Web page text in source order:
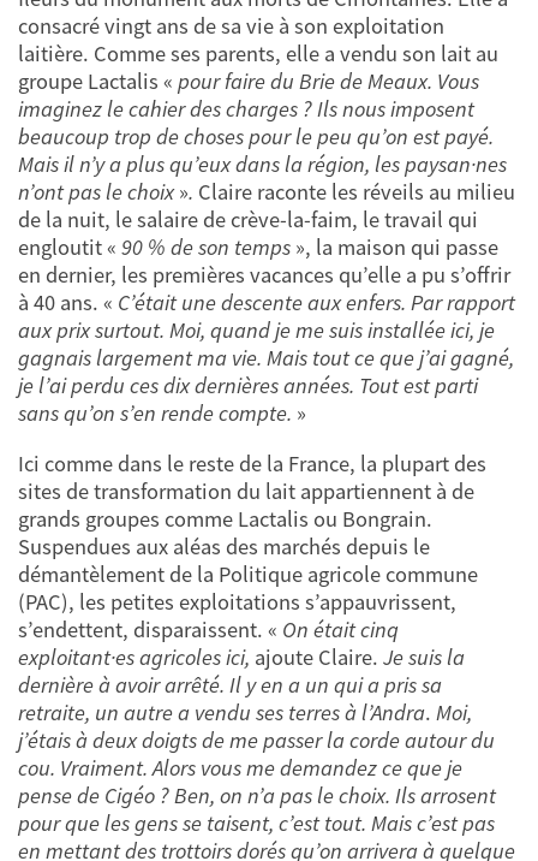
consacré vingt ans de sa vie à son exploitation
laitière. Comme ses parents, elle a vendu son lait au
groupe Lactalis « pour faire du Brie de Meaux. Vous
imaginez le cahier des charges ? Ils nous imposent
beaucoup trop de choses pour le peu qu’on est payé.
Mais il n’y a plus qu’eux dans la région, les paysan·nes
n’ont pas le choix». Claire raconte les réveils au milieu
de la nuit, le salaire de crève-la-faim, le travail qui
engloutit « 90 % de son temps », la maison qui passe
en dernier, les premières vacances qu’elle a pu s’offrir
à 40 ans. « C’était une descente aux enfers. Par rapport
aux prix surtout. Moi, quand je me suis installée ici, je
gagnais largement ma vie. Mais tout ce que j’ai gagné,
je l’ai perdu ces dix dernières années. Tout est parti
sans qu’on s’en rende compte. »
Ici comme dans le reste de la France, la plupart des
sites de transformation du lait appartiennent à de
grands groupes comme Lactalis ou Bongrain.
Suspendues aux aléas des marchés depuis le
démantèlement de la Politique agricole commune
(PAC), les petites exploitations s’appauvrissent,
s’endettent, disparaissent. « On était cinq
exploitant·es agricoles ici, ajoute Claire. Je suis la
dernière à avoir arrêté. Il y en a un qui a pris sa
retraite, un autre a vendu ses terres à l’Andra. Moi,
j’étais à deux doigts de me passer la corde autour du
cou. Vraiment. Alors vous me demandez ce que je
pense de Cigéo ? Ben, on n’a pas le choix. Ils arrosent
pour que les gens se taisent, c’est tout. Mais c’est pas
en mettant des trottoirs dorés qu’on arrivera à quelque